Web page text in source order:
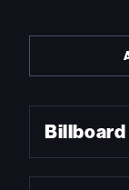
Billboard